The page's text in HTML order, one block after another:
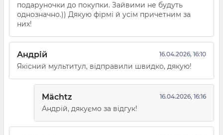
подаруночки до покупки. Зайвими не будуть
однозначно.)) Дякую фірмі й усім причетним за
них!
Андрій 16.04.2026, 16:10
Якісний мультитул, відправили швидко, дякую!
Mächtz 16.04.2026, 16:16
Андрій, дякуємо за відгук!